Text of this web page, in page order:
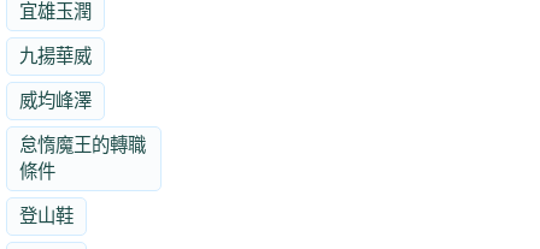
宜雄玉潤
九揚華威
威均峰澤
怠惰魔王的轉職
條件
登山鞋